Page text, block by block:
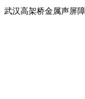
武汉高架桥金属声屏